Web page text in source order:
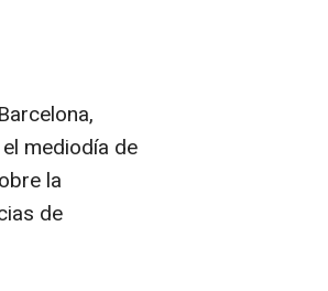
mediodía de
la
de